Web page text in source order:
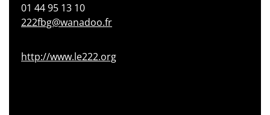
01 44 95 13 10
222fbg@wanadoo.fr
http://www.le222.org